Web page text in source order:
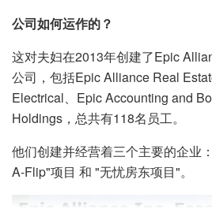
公司如何运作的？
这对夫妇在2013年创建了Epic
公司，包括Epic Alliance Real
Electrical、Epic Accounting and
Holdings，总共有118名员工。
他们创建并经营着三个主要的企业
A-Flip"项目 和 "无忧房东项目"。